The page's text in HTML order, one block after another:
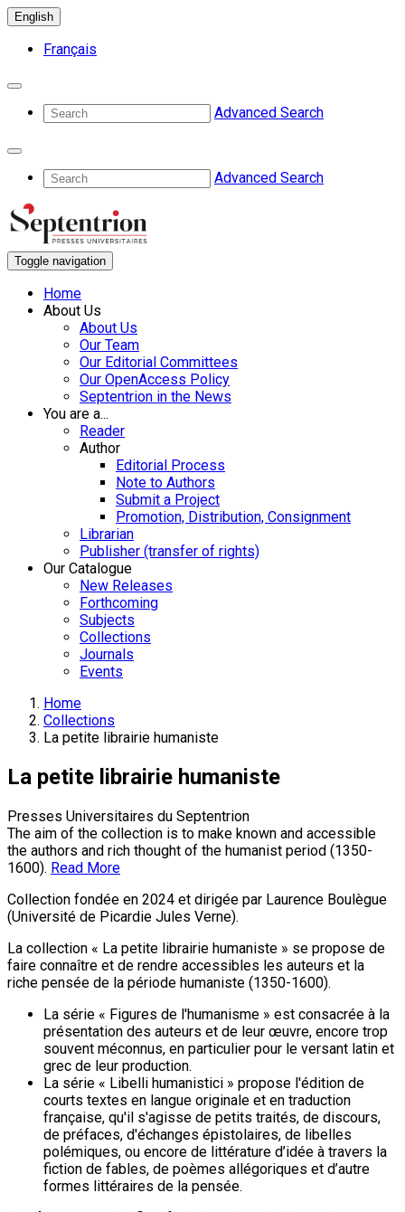
English
Français
Advanced Search
Advanced Search
Toggle navigation
Home
About Us
About Us
Our Team
Our Editorial Committees
Our OpenAccess Policy
Septentrion in the News
You are a...
Reader
Author
Editorial Process
Note to Authors
Submit a Project
Promotion, Distribution, Consignment
Librarian
Publisher (transfer of rights)
Our Catalogue
New Releases
Forthcoming
Subjects
Collections
Journals
Events
Home
Collections
La petite librairie humaniste
La petite librairie humaniste
Presses Universitaires du Septentrion
The aim of the collection is to make known and accessible
the authors and rich thought of the humanist period (1350-
1600). Read More
Collection fondée en 2024 et dirigée par Laurence Boulègue
(Université de Picardie Jules Verne).
La collection « La petite librairie humaniste » se propose de
faire connaître et de rendre accessibles les auteurs et la
riche pensée de la période humaniste (1350-1600).
La série « Figures de l'humanisme » est consacrée à la
présentation des auteurs et de leur œuvre, encore trop
souvent méconnus, en particulier pour le versant latin et
grec de leur production.
La série « Libelli humanistici » propose l'édition de
courts textes en langue originale et en traduction
française, qu'il s'agisse de petits traités, de discours,
de préfaces, d'échanges épistolaires, de libelles
polémiques, ou encore de littérature d’idée à travers la
fiction de fables, de poèmes allégoriques et d’autre
formes littéraires de la pensée.